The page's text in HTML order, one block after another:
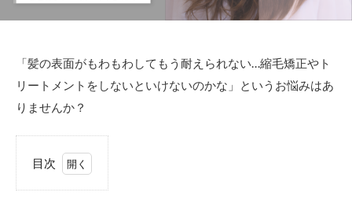
「髪の表面がもわもわしてもう耐えられない…縮毛矯正やト
リートメントをしないといけないのかな」というお悩みはあ
りませんか？
目次